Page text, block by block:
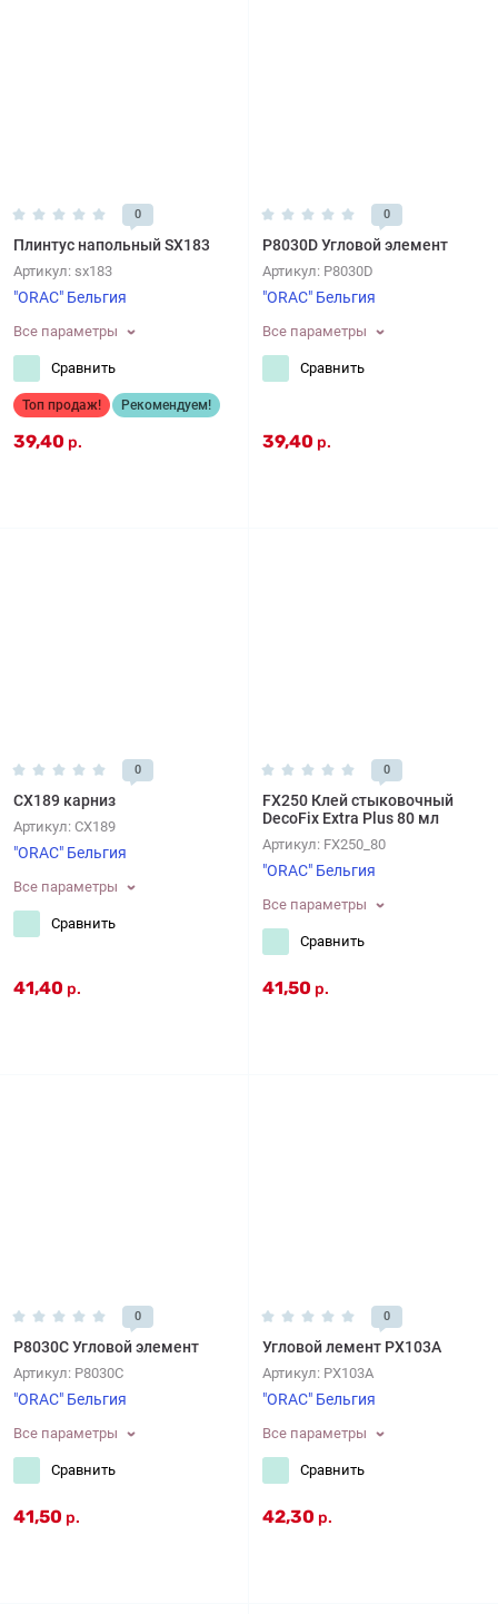
0
Плинтус напольный SX183
Артикул: sx183
"ORAC" Бельгия
Все параметры
Сравнить
Топ продаж! Рекомендуем!
39,40 р.
0
P8030D Угловой элемент
Артикул: P8030D
"ORAC" Бельгия
Все параметры
Сравнить
39,40 р.
0
CX189 карниз
Артикул: CX189
"ORAC" Бельгия
Все параметры
Сравнить
41,40 р.
0
FX250 Клей стыковочный
DecoFix Extra Plus 80 мл
Артикул: FX250_80
"ORAC" Бельгия
Все параметры
Сравнить
41,50 р.
0
P8030C Угловой элемент
Артикул: P8030C
"ORAC" Бельгия
Все параметры
Сравнить
41,50 р.
0
Угловой лемент PX103A
Артикул: PX103A
"ORAC" Бельгия
Все параметры
Сравнить
42,30 р.